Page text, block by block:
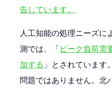
告しています。
人工知能の処理ニーズに
測では、「ピーク負荷需
加する」とされています
問題ではありません。北